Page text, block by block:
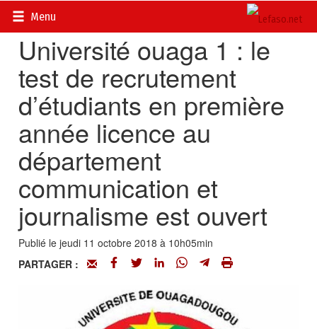
Menu
Accueil> Stages, bourses, formation
Université ouaga 1 : le
test de recrutement
d’étudiants en première
année licence au
département
communication et
journalisme est ouvert
Publié le jeudi 11 octobre 2018 à 10h05min
PARTAGER :